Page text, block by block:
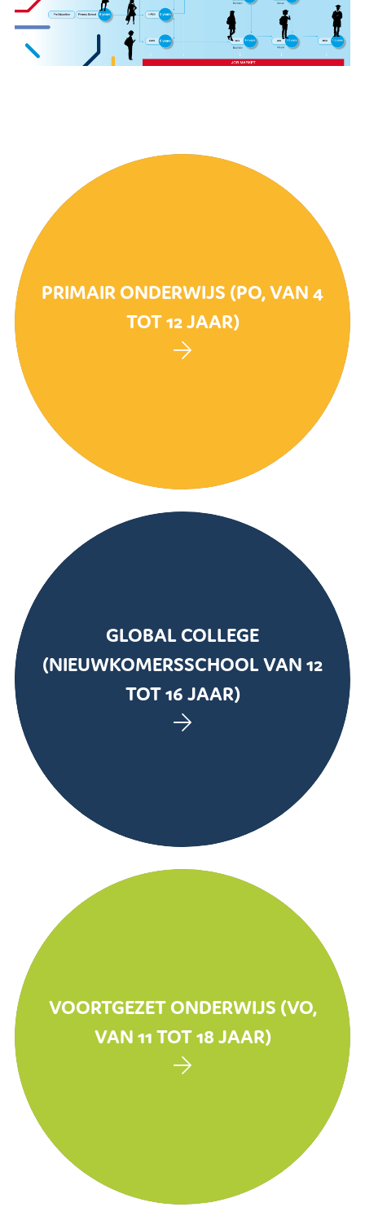
PRIMAIR ONDERWIJS (PO, VAN 4
TOT 12 JAAR)
GLOBAL COLLEGE
(NIEUWKOMERSSCHOOL VAN 12
TOT 16 JAAR)
VOORTGEZET ONDERWIJS (VO,
VAN 11 TOT 18 JAAR)